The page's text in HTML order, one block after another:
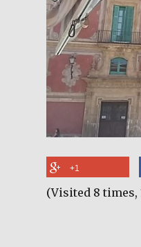
+1
(Visited 8 times,